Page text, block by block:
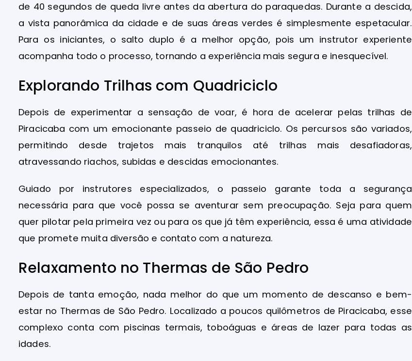
de 40 segundos de queda livre antes da abertura do paraquedas. Durante a descida,
a vista panorâmica da cidade e de suas áreas verdes é simplesmente espetacular.
Para os iniciantes, o salto duplo é a melhor opção, pois um instrutor experiente
acompanha todo o processo, tornando a experiência mais segura e inesquecível.
Explorando Trilhas com Quadriciclo
Depois de experimentar a sensação de voar, é hora de acelerar pelas trilhas de
Piracicaba com um emocionante passeio de quadriciclo. Os percursos são variados,
permitindo desde trajetos mais tranquilos até trilhas mais desafiadoras,
atravessando riachos, subidas e descidas emocionantes.
Guiado por instrutores especializados, o passeio garante toda a segurança
necessária para que você possa se aventurar sem preocupação. Seja para quem
quer pilotar pela primeira vez ou para os que já têm experiência, essa é uma atividade
que promete muita diversão e contato com a natureza.
Relaxamento no Thermas de São Pedro
Depois de tanta emoção, nada melhor do que um momento de descanso e bem-
estar no Thermas de São Pedro. Localizado a poucos quilômetros de Piracicaba, esse
complexo conta com piscinas termais, toboáguas e áreas de lazer para todas as
idades.